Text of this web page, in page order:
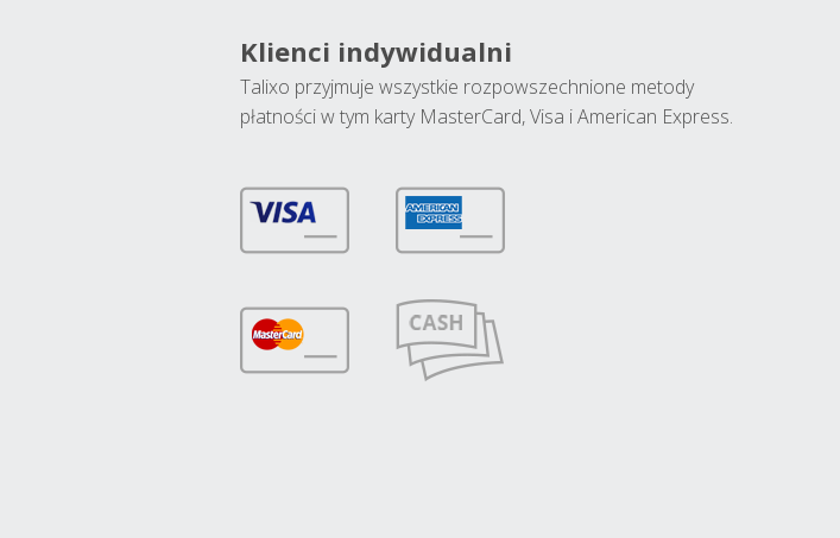
Klienci indywidualni
Talixo przyjmuje wszystkie rozpowszechnione metody
płatności w tym karty MasterCard, Visa i American Express.